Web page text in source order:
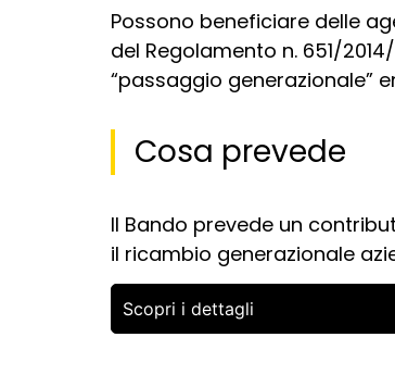
Possono beneficiare delle
del Regolamento n. 651/
“passaggio generazionale”
Cosa prevede
Il Bando prevede un
il ricambio generazionale
Scopri i dettagli